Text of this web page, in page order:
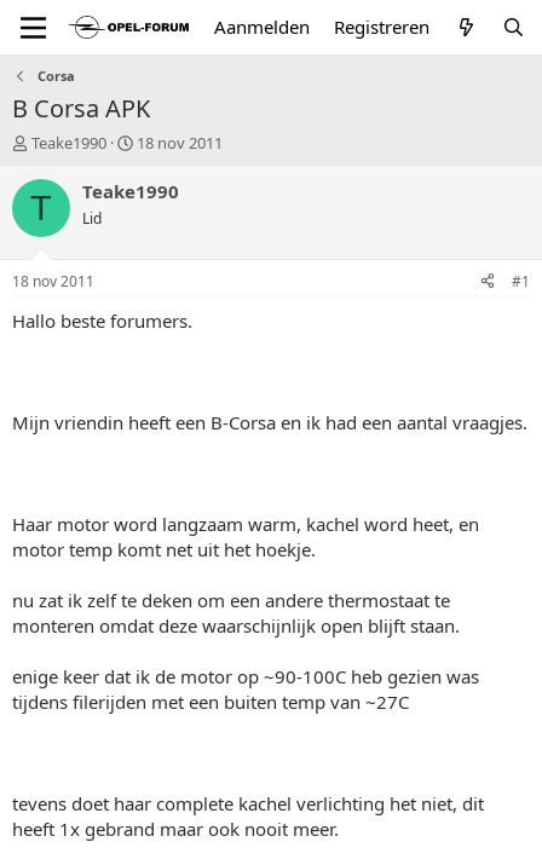
Aanmelden Registreren
Corsa
B Corsa APK
T
p
i
a
r
Teake1990
S
a
u
18 nov 2011
T Teake1990
Lid
18 nov 2011 #1
Hallo beste forumers.
Mijn vriendin heeft een B-Corsa en ik had een aantal vraagjes.
Haar motor word langzaam warm, kachel word heet, en
motor temp komt net uit het hoekje.
nu zat ik zelf te deken om een andere thermostaat te
monteren omdat deze waarschijnlijk open blijft staan.
enige keer dat ik de motor op ~90-100C heb gezien was
tijdens filerijden met een buiten temp van ~27C
tevens doet haar complete kachel verlichting het niet, dit
heeft 1x gebrand maar ook nooit meer.